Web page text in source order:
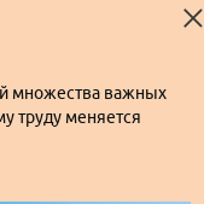
множества важных
труду меняется